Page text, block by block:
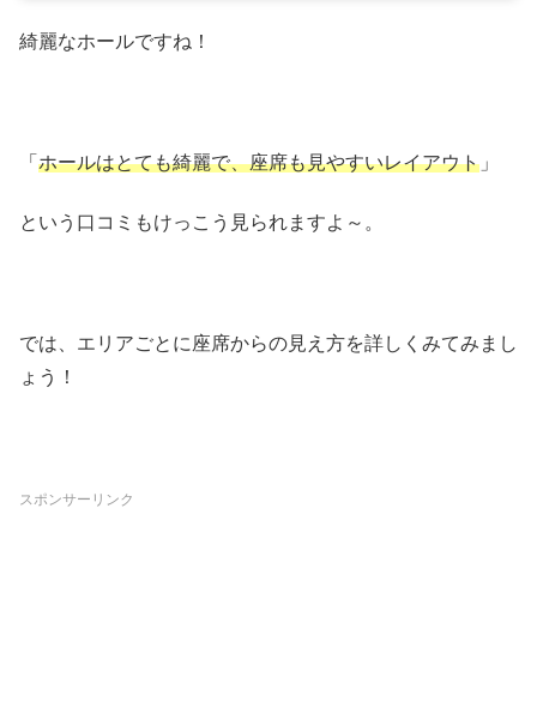
綺麗なホールですね！
「 ホールはとても綺麗で、座席も見やすいレイアウト 」
という口コミもけっこう見られますよ～。
では、エリアごとに座席からの見え方を詳しくみてみまし
ょう！
スポンサーリンク